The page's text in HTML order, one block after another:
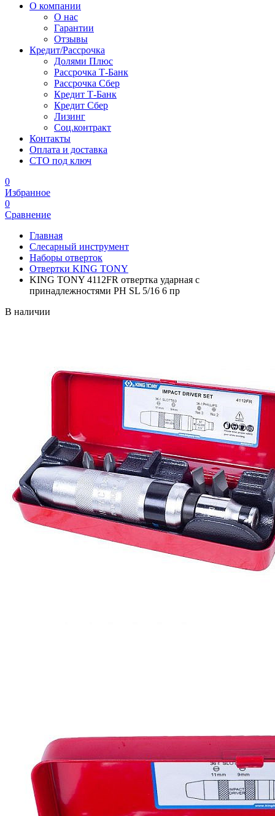
О компании
О нас
Гарантии
Отзывы
Кредит/Рассрочка
Долями Плюс
Рассрочка Т-Банк
Рассрочка Сбер
Кредит Т-Банк
Кредит Сбер
Лизинг
Соц.контракт
Контакты
Оплата и доставка
СТО под ключ
0
Избранное
0
Сравнение
Главная
Слесарный инструмент
Наборы отверток
Отвертки KING TONY
KING TONY 4112FR отвертка ударная с
принадлежностями PH SL 5/16 6 пр
В наличии